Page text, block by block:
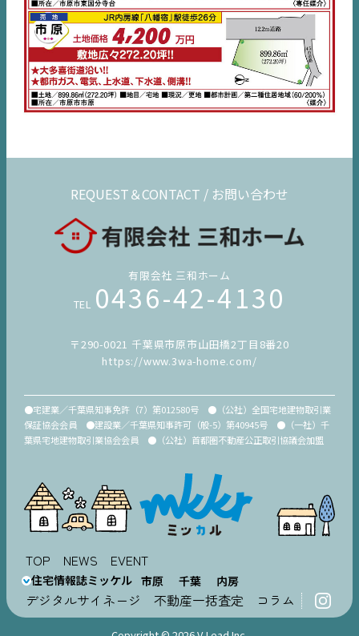
REQUEST＆CONTACT / お問い合わせ
有限会社 三和ホーム
TEL 0436-42-4130
〒290-0021 千葉県市原市山田橋2丁目8番20
https://www.3wa-home.com/
●宅建業／千葉県知事免許（7）第012580号 ●（公社）全国宅地建物取引業
保証協会会員 ●建設業／千葉県知事許可（般-5）第40945号 ●（一社）千
葉県宅地建物取引業協会会員 ●（公社）首都圏不動産公正取引協議会加盟
TOP NEWS EVENT
住宅情報誌ミッケル 市原 千葉 内房
デジタルサイネージ 不動産一括査定 コラム